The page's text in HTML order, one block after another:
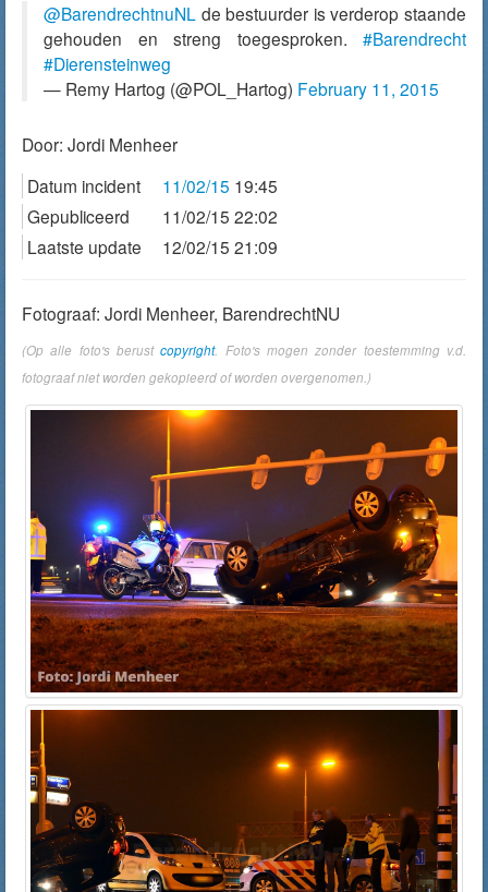
@BarendrechtnuNL de bestuurder is verderop staande
gehouden en streng toegesproken. #Barendrecht
#Dierensteinweg
— Remy Hartog (@POL_Hartog) February 11, 2015
Door: Jordi Menheer
Datum incident
11/02/15 19:45
Gepubliceerd
11/02/15 22:02
Laatste update
12/02/15 21:09
Fotograaf: Jordi Menheer, BarendrechtNU
(Op alle foto's berustcopyright. Foto's mogen zonder toestemming v.d.
fotograaf niet worden gekopieerd of worden overgenomen.)